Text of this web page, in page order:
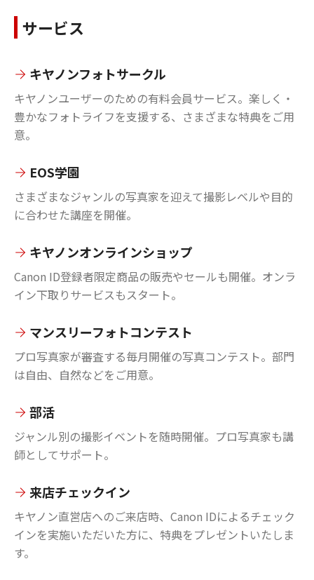
サービス
キヤノンフォトサークル
キヤノンユーザーのための有料会員サービス。楽しく・
豊かなフォトライフを支援する、さまざまな特典をご用
意。
EOS学園
さまざまなジャンルの写真家を迎えて撮影レベルや目的
に合わせた講座を開催。
キヤノンオンラインショップ
Canon ID登録者限定商品の販売やセールも開催。オンラ
イン下取りサービスもスタート。
マンスリーフォトコンテスト
プロ写真家が審査する毎月開催の写真コンテスト。部門
は自由、自然などをご用意。
部活
ジャンル別の撮影イベントを随時開催。プロ写真家も講
師としてサポート。
来店チェックイン
キヤノン直営店へのご来店時、Canon IDによるチェック
インを実施いただいた方に、特典をプレゼントいたしま
す。